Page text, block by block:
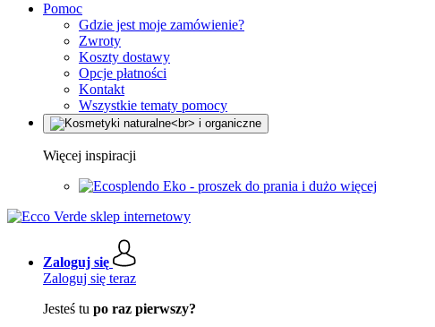
Pomoc
Gdzie jest moje zamówienie?
Zwroty
Koszty dostawy
Opcje płatności
Kontakt
Wszystkie tematy pomocy
Więcej inspiracji
Eko - proszek do prania i dużo więcej
Zaloguj się
Zaloguj się teraz
Jesteś tu po raz pierwszy?